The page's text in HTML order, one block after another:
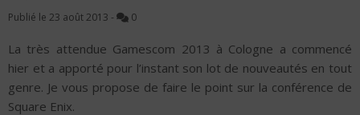
Publié le 23 août 2013 - 0
La très attendue Gamescom 2013 à Cologne a commencé
hier et a apporté pour l’instant son lot de nouveautés en tout
genre. Je vous propose de faire le point sur la conférence de
Square Enix.